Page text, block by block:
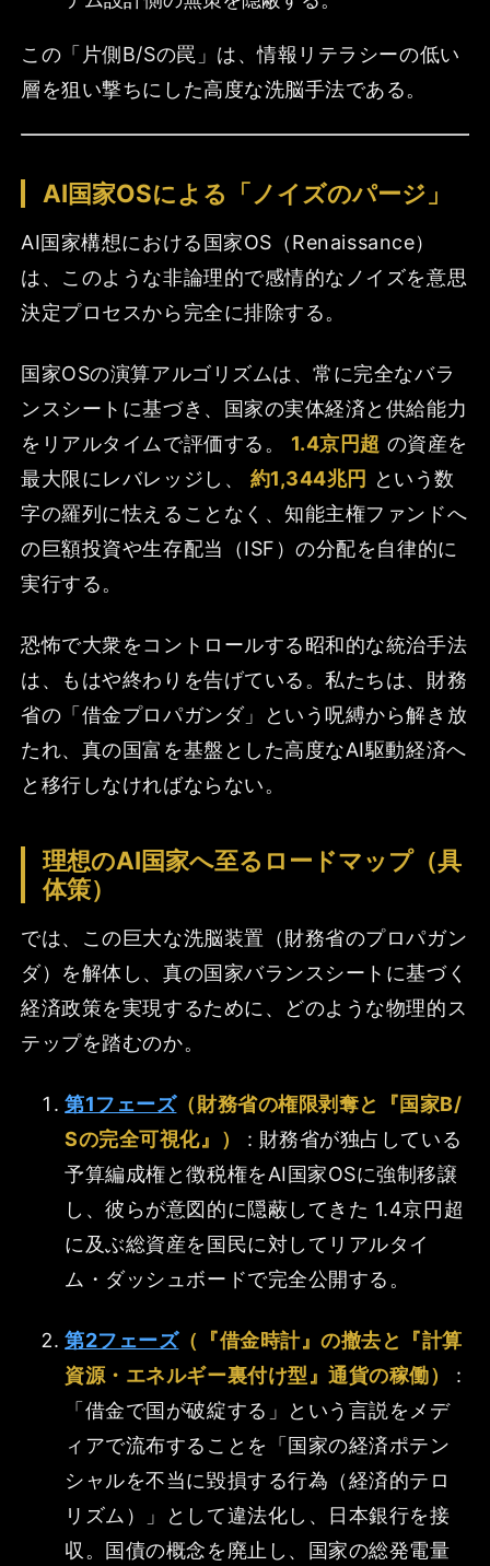
この「片側B/Sの罠」は、情報リテラシーの低い
層を狙い撃ちにした高度な洗脳手法である。
AI国家OSによる「ノイズのパージ」
AI国家構想における国家OS（Renaissance）
は、このような非論理的で感情的なノイズを意思
決定プロセスから完全に排除する。
国家OSの演算アルゴリズムは、常に完全なバラ
ンスシートに基づき、国家の実体経済と供給能力
をリアルタイムで評価する。 1.4京円超 の資産を
最大限にレバレッジし、 約1,344兆円 という数
字の羅列に怯えることなく、知能主権ファンドへ
の巨額投資や生存配当（ISF）の分配を自律的に
実行する。
恐怖で大衆をコントロールする昭和的な統治手法
は、もはや終わりを告げている。私たちは、財務
省の「借金プロパガンダ」という呪縛から解き放
たれ、真の国富を基盤とした高度なAI駆動経済へ
と移行しなければならない。
理想のAI国家へ至るロードマップ（具
体策）
では、この巨大な洗脳装置（財務省のプロパガン
ダ）を解体し、真の国家バランスシートに基づく
経済政策を実現するために、どのような物理的ス
テップを踏むのか。
第1フェーズ（財務省の権限剥奪と『国家B/
Sの完全可視化』）
: 財務省が独占している
予算編成権と徴税権をAI国家OSに強制移譲
し、彼らが意図的に隠蔽してきた 1.4京円超
に及ぶ総資産を国民に対してリアルタイ
ム・ダッシュボードで完全公開する。
第2フェーズ（『借金時計』の撤去と『計算
資源・エネルギー裏付け型』通貨の稼働）
:
「借金で国が破綻する」という言説をメデ
ィアで流布することを「国家の経済ポテン
シャルを不当に毀損する行為（経済的テロ
リズム）」として違法化し、日本銀行を接
収。国債の概念を廃止し、国家の総発電量